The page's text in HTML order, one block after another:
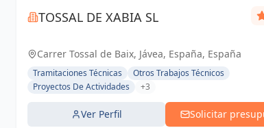
TOSSAL DE XABIA SL
Carrer Tossal de Baix, Jávea, España, España
Tramitaciones Técnicas
Otros Trabajos Técnicos
Proyectos De Actividades
+3
Ver Perfil Solicitar